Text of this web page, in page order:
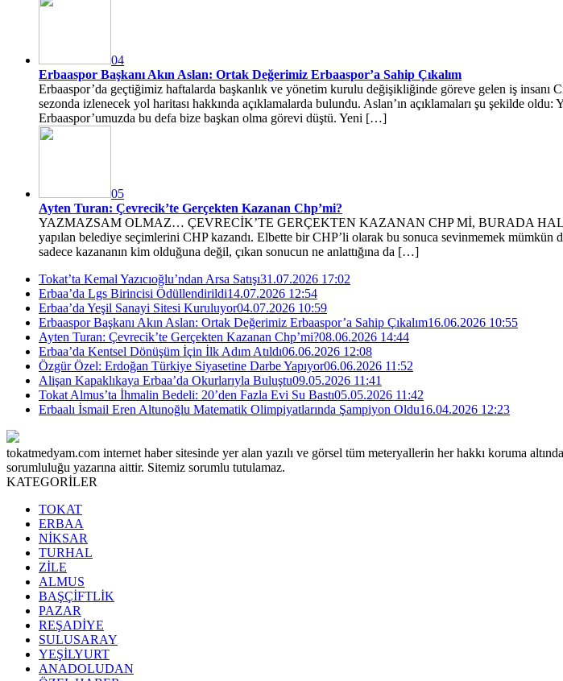
04
Erbaaspor Başkanı Akın Aslan: Ortak Değerimiz Erbaaspor’a Sahip Çıkalım
Erbaaspor’da geçtiğimiz haftalarda başkanlık ve yönetim kurulu değişikliğinde göreve gelen iş insanı
sezonda izlenecek yol haritası hakkında açıklamalarda bulundu. Aslan’ın açıklamaları şu
Erbaaspor’umuzda bu defa bize başkan olma görevi düştü. Yeni […]
05
Ayten Turan: Çevrecik’te Gerçekten Kazanan Chp’mi?
YAZMAZSAM OLMAZ… ÇEVRECİK’TE GERÇEKTEN KAZANAN CHP Mİ, BURADA
yapılan belediye seçimlerini CHP kazandı. Elbette bir CHP’li olarak bu sonuca sevinmemek
sadece kazananın kim olduğuna değil, çıkan sonucun ne anlattığına da […]
Tokat’ta Kemal Yazıcıoğlu’ndan Arsa Satışı31.07.2026 17:02
Erbaa’da Lgs Birincisi Ödüllendirildi14.07.2026 12:54
Erbaa’da Yeşil Sanayi Sitesi Kuruluyor04.07.2026 10:59
Erbaaspor Başkanı Akın Aslan: Ortak Değerimiz Erbaaspor’a Sahip Çıkalım16.06.2026 10:55
Ayten Turan: Çevrecik’te Gerçekten Kazanan Chp’mi?08.06.2026 14:44
Erbaa’da Kentsel Dönüşüm İçin İlk Adım Atıldı06.06.2026 12:08
Özgür Özel: Erdoğan Türkiye Siyasetine Darbe Yapıyor06.06.2026 11:52
Alişan Kapaklıkaya Erbaa’da Okurlarıyla Buluştu09.05.2026 11:41
Tokat Almus’ta İhmalin Bedeli: 20’den Fazla Evi Su Bastı05.05.2026 11:42
Erbaalı İsmail Eren Altunoğlu Matematik Olimpiyatlarında Şampiyon Oldu16.04.2026 12:23
tokatmedyam.com internet haber sitesinde yer alan yazılı ve görsel tüm meteryallerin her hakkı koruma
sorumluluğu yazarına aittir. Sitemiz sorumlu tutulamaz.
KATEGORİLER
TOKAT
ERBAA
NİKSAR
TURHAL
ZİLE
ALMUS
BAŞÇİFTLİK
PAZAR
REŞADİYE
SULUSARAY
YEŞİLYURT
ANADOLUDAN